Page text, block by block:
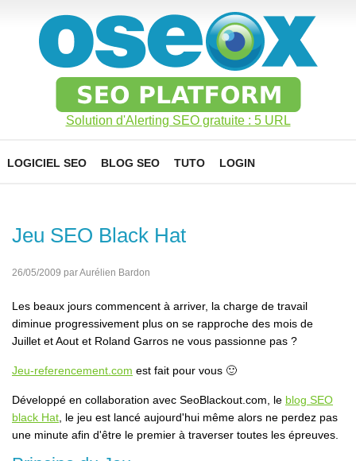
Solution d'Alerting SEO gratuite : 5 URL
LOGICIEL SEO BLOG SEO TUTO LOGIN
Jeu SEO Black Hat
26/05/2009 par Aurélien Bardon
Les beaux jours commencent à arriver, la charge de travail
diminue progressivement plus on se rapproche des mois de
Juillet et Aout et Roland Garros ne vous passionne pas ?
Jeu-referencement.com est fait pour vous 🙂
Développé en collaboration avec SeoBlackout.com, le blog SEO
black Hat , le jeu est lancé aujourd'hui même alors ne perdez pas
une minute afin d'être le premier à traverser toutes les épreuves.